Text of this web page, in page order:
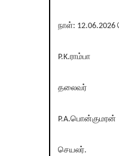
நாள்:
P.K.ராம்பா
தலைவர்
P.A.பொன்குமரன்
செயலர்.